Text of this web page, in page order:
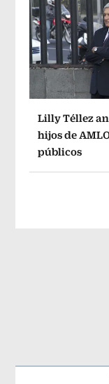
Lilly Téllez
hijos de
públicos